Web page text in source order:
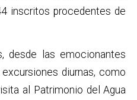
inscritos procedentes de
desde las emocionantes
diurnas, como
al Patrimonio del Agua